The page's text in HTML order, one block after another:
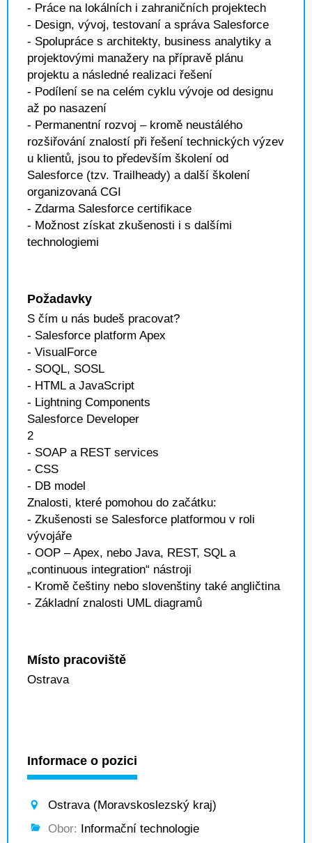
- Práce na lokálních i zahraničních projektech
- Design, vývoj, testovaní a správa Salesforce
- Spolupráce s architekty, business analytiky a
projektovými manažery na přípravě plánu
projektu a následné realizaci řešení
- Podílení se na celém cyklu vývoje od designu
až po nasazení
- Permanentní rozvoj – kromě neustálého
rozšiřování znalostí při řešení technických výzev
u klientů, jsou to především školení od
Salesforce (tzv. Trailheady) a další školení
organizovaná CGI
- Zdarma Salesforce certifikace
- Možnost získat zkušenosti i s dalšími
technologiemi
Požadavky
S čím u nás budeš pracovat?
- Salesforce platform Apex
- VisualForce
- SOQL, SOSL
- HTML a JavaScript
- Lightning Components
Salesforce Developer
2
- SOAP a REST services
- CSS
- DB model
Znalosti, které pomohou do začátku:
- Zkušenosti se Salesforce platformou v roli
vývojáře
- OOP – Apex, nebo Java, REST, SQL a
„continuous integration“ nástroji
- Kromě češtiny nebo slovenštiny také angličtina
- Základní znalosti UML diagramů
Místo pracoviště
Ostrava
Informace o pozici
Ostrava (Moravskoslezský kraj)
Obor: Informační technologie